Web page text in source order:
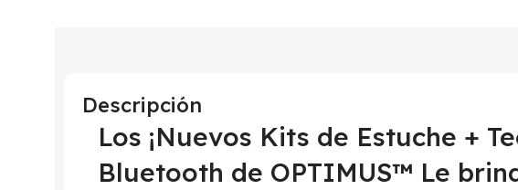
Descripción
Los ¡Nuevos Kits de Estuche +
Bluetooth de OPTIMUS™ Le